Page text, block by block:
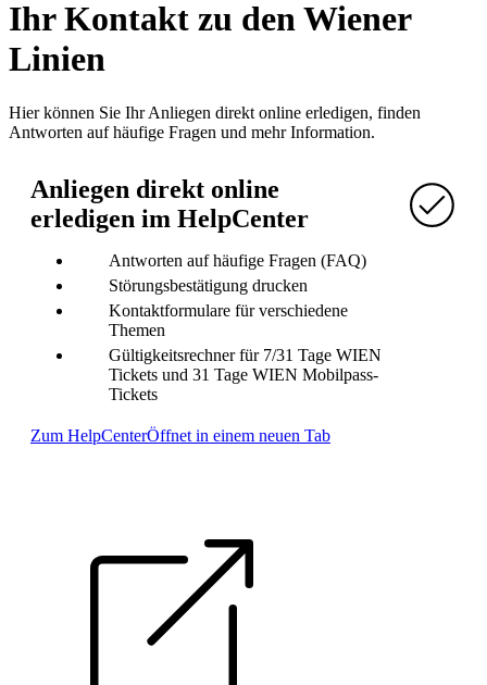
Ihr Kontakt zu den Wiener
Linien
Hier können Sie Ihr Anliegen direkt online erledigen, finden
Antworten auf häufige Fragen und mehr Information.
Anliegen direkt online
erledigen im HelpCenter
Antworten auf häufige Fragen (FAQ)
Störungsbestätigung drucken
Kontaktformulare für verschiedene
Themen
Gültigkeitsrechner für 7/31 Tage WIEN
Tickets und 31 Tage WIEN Mobilpass-
Tickets
Zum HelpCenterÖffnet in einem neuen Tab